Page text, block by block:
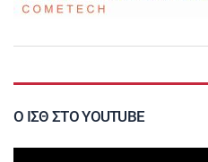
Ο ΙΣΘ ΣΤΟ YOUTUBE